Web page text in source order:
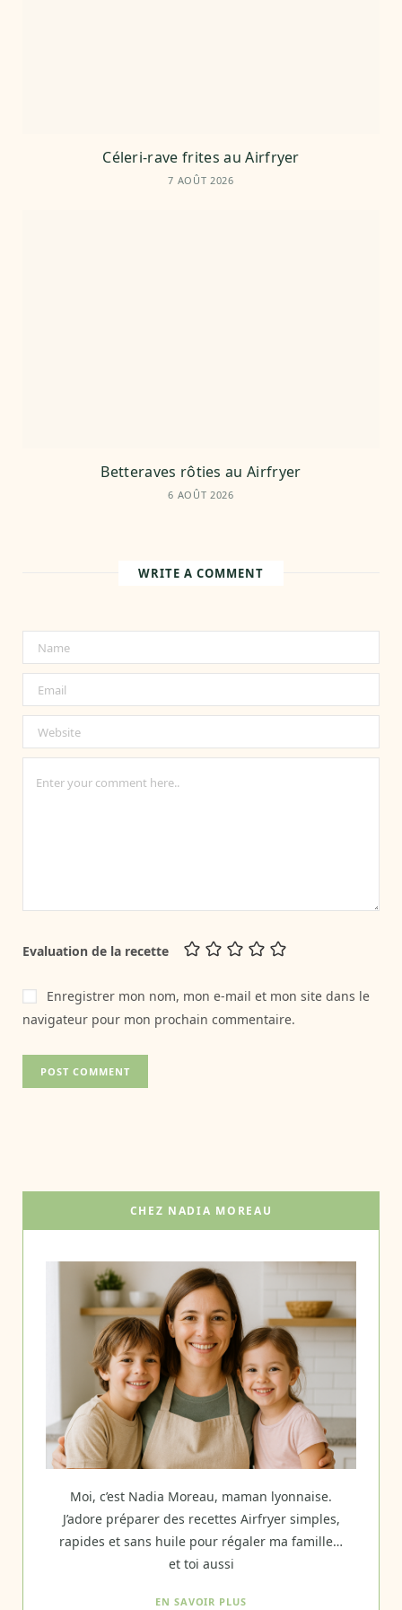
Céleri-rave frites au Airfryer
7 AOÛT 2026
Betteraves rôties au Airfryer
6 AOÛT 2026
WRITE A COMMENT
Evaluation de la recette
Enregistrer mon nom, mon e-mail et mon site dans le
navigateur pour mon prochain commentaire.
CHEZ NADIA MOREAU
Moi, c’est Nadia Moreau, maman lyonnaise.
J’adore préparer des recettes Airfryer simples,
rapides et sans huile pour régaler ma famille…
et toi aussi
EN SAVOIR PLUS